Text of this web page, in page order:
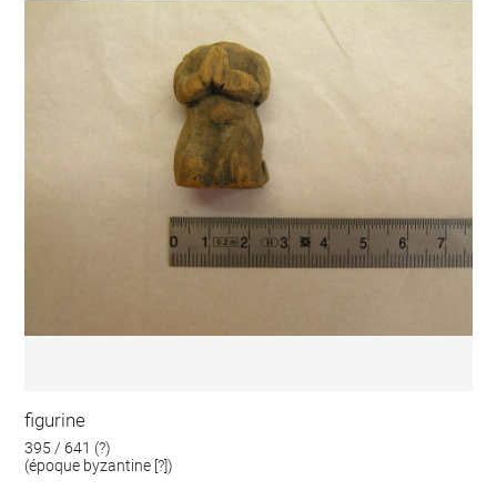
figurine
395 / 641 (?)
(époque byzantine [?])